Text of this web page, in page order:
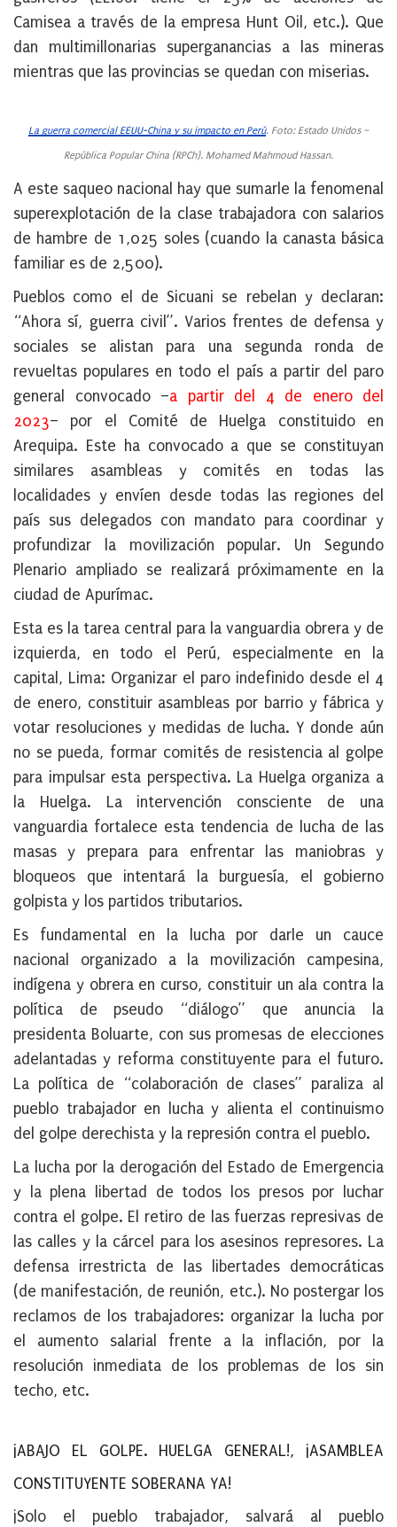
Camisea a través de la empresa Hunt Oil, etc.). Que
dan multimillonarias superganancias a las mineras
mientras que las provincias se quedan con miserias.
La guerra comercial EEUU-China y su impacto en Perú. Foto: Estado Unidos –
República Popular China (RPCh). Mohamed Mahmoud Hassan.
A este saqueo nacional hay que sumarle la fenomenal
superexplotación de la clase trabajadora con salarios
de hambre de 1,025 soles (cuando la canasta básica
familiar es de 2,500).
Pueblos como el de Sicuani se rebelan y declaran:
“Ahora sí, guerra civil”. Varios frentes de defensa y
sociales se alistan para una segunda ronda de
revueltas populares en todo el país a partir del paro
general convocado –a partir del 4 de enero del
2023– por el Comité de Huelga constituido en
Arequipa. Este ha convocado a que se constituyan
similares asambleas y comités en todas las
localidades y envíen desde todas las regiones del
país sus delegados con mandato para coordinar y
profundizar la movilización popular. Un Segundo
Plenario ampliado se realizará próximamente en la
ciudad de Apurímac.
Esta es la tarea central para la vanguardia obrera y de
izquierda, en todo el Perú, especialmente en la
capital, Lima: Organizar el paro indefinido desde el 4
de enero, constituir asambleas por barrio y fábrica y
votar resoluciones y medidas de lucha. Y donde aún
no se pueda, formar comités de resistencia al golpe
para impulsar esta perspectiva. La Huelga organiza a
la Huelga. La intervención consciente de una
vanguardia fortalece esta tendencia de lucha de las
masas y prepara para enfrentar las maniobras y
bloqueos que intentará la burguesía, el gobierno
golpista y los partidos tributarios.
Es fundamental en la lucha por darle un cauce
nacional organizado a la movilización campesina,
indígena y obrera en curso, constituir un ala contra la
política de pseudo “diálogo” que anuncia la
presidenta Boluarte, con sus promesas de elecciones
adelantadas y reforma constituyente para el futuro.
La política de “colaboración de clases” paraliza al
pueblo trabajador en lucha y alienta el continuismo
del golpe derechista y la represión contra el pueblo.
La lucha por la derogación del Estado de Emergencia
y la plena libertad de todos los presos por luchar
contra el golpe. El retiro de las fuerzas represivas de
las calles y la cárcel para los asesinos represores. La
defensa irrestricta de las libertades democráticas
(de manifestación, de reunión, etc.). No postergar los
reclamos de los trabajadores: organizar la lucha por
el aumento salarial frente a la inflación, por la
resolución inmediata de los problemas de los sin
techo, etc.
¡ABAJO EL GOLPE. HUELGA GENERAL!, ¡ASAMBLEA
CONSTITUYENTE SOBERANA YA!
¡Solo el pueblo trabajador, salvará al pueblo